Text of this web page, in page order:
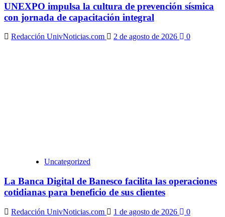
UNEXPO impulsa la cultura de prevención sísmica
con jornada de capacitación integral
Redacción UnivNoticias.com 2 de agosto de 2026 0
Uncategorized
La Banca Digital de Banesco facilita las operaciones
cotidianas para beneficio de sus clientes
Redacción UnivNoticias.com 1 de agosto de 2026 0